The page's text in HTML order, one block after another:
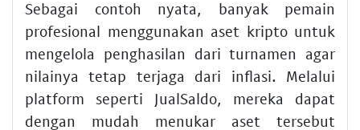
Sebagai contoh nyata, banyak pemain
profesional menggunakan aset kripto untuk
mengelola penghasilan dari turnamen agar
nilainya tetap terjaga dari inflasi. Melalui
platform seperti JualSaldo, mereka dapat
dengan mudah menukar aset tersebut